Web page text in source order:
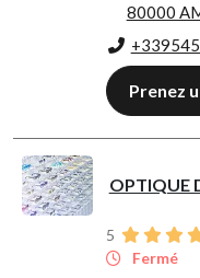
80000
Prenez
OPTIQUE
5
Fermé